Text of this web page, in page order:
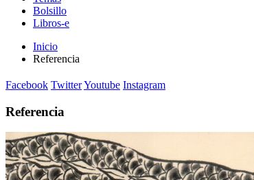
Bolsillo
Libros-e
Inicio
Referencia
Facebook TwitterYoutube Instagram
Referencia